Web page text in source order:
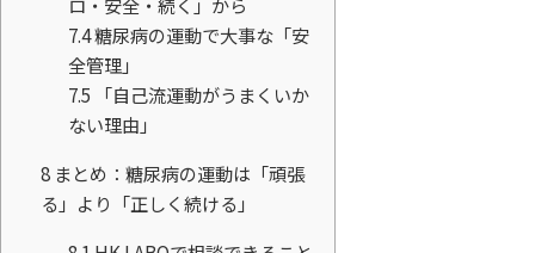
7.4糖尿病の運動で大事な「安
全管理」
7.5 「自己流運動がうまくいか
ない理由」
8まとめ：糖尿病の運動は「頑張
る」より「正しく続ける」